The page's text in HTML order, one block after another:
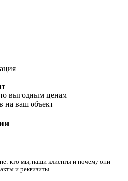
выгодным ценам
на ваш объект
кто мы, наши клиенты и почему они
и реквизиты.